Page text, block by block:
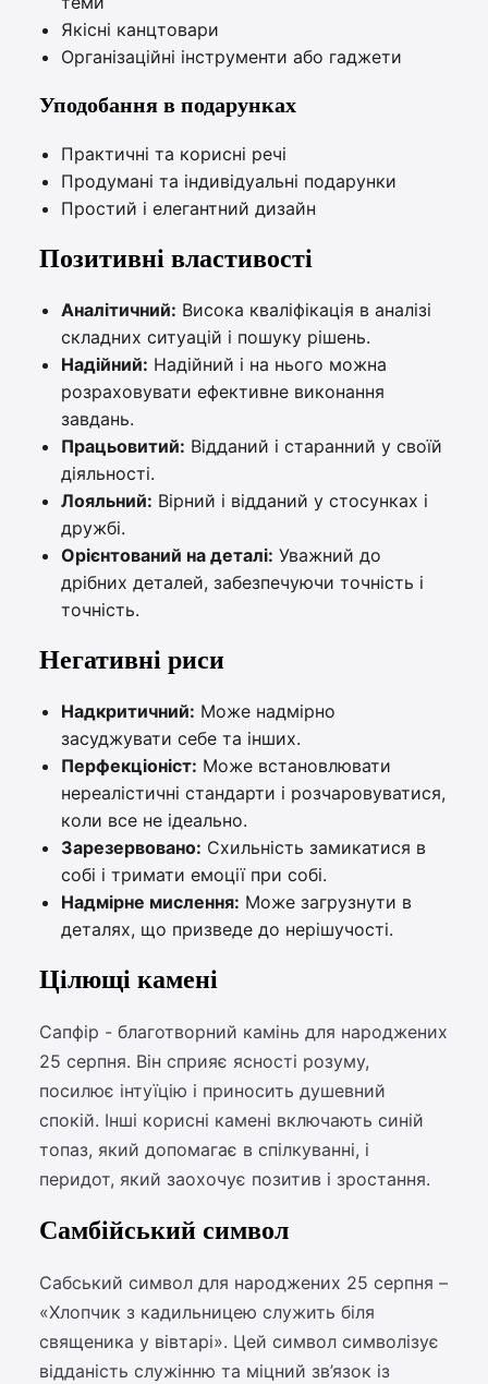
Якісні канцтовари
Організаційні інструменти або гаджети
Уподобання в подарунках
Практичні та корисні речі
Продумані та індивідуальні подарунки
Простий і елегантний дизайн
Позитивні властивості
Аналітичний: Висока кваліфікація в аналізі
складних ситуацій і пошуку рішень.
Надійний: Надійний і на нього можна
розраховувати ефективне виконання
завдань.
Працьовитий: Відданий і старанний у своїй
діяльності.
Лояльний: Вірний і відданий у стосунках і
дружбі.
Орієнтований на деталі: Уважний до
дрібних деталей, забезпечуючи точність і
точність.
Негативні риси
Надкритичний: Може надмірно
засуджувати себе та інших.
Перфекціоніст: Може встановлювати
нереалістичні стандарти і розчаровуватися,
коли все не ідеально.
Зарезервовано: Схильність замикатися в
собі і тримати емоції при собі.
Надмірне мислення: Може загрузнути в
деталях, що призведе до нерішучості.
Цілющі камені
Сапфір - благотворний камінь для народжених
25 серпня. Він сприяє ясності розуму,
посилює інтуїцію і приносить душевний
спокій. Інші корисні камені включають синій
топаз, який допомагає в спілкуванні, і
перидот, який заохочує позитив і зростання.
Самбійський символ
Сабський символ для народжених 25 серпня –
«Хлопчик з кадильницею служить біля
священика у вівтарі». Цей символ символізує
відданість служінню та міцний зв’язок із